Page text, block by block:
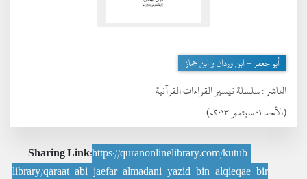
(الأحد ٠١ سبتمبر ٢٠١٣ء)
الناشر :سلسلة تيسير القراءات القرآنية
أبو جعفر – ابن وردان و ابن جماز
Sharing Link:https://quranonlinelibrary.com/kutub-
library/qaraat_abi_jaefar_almadani_yazid_bin_alqieqae_bir